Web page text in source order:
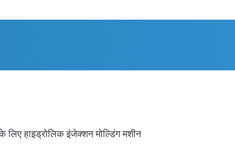
हाइड्रोलिक इंजेक्शन मोल्डिंग मशीन